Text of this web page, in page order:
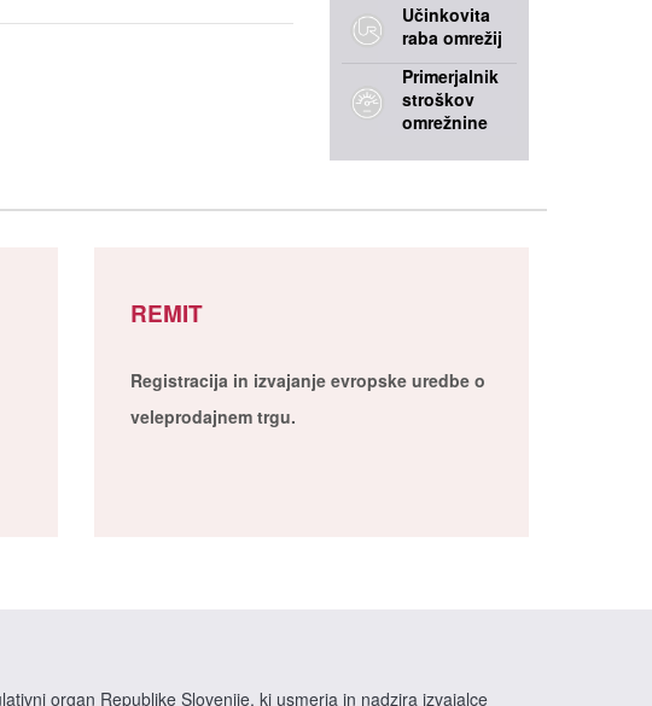
Učinkovita
raba omrežij
Primerjalnik
stroškov
omrežnine
REMIT
Registracija in izvajanje evropske uredbe o
veleprodajnem trgu.
organ Republike Slovenije, ki usmerja in nadzira izvajalce